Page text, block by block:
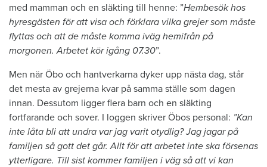
med mamman och en släkting till henne: ”Hembesök hos
hyresgästen för att visa och förklara vilka grejer som måste
flyttas och att de måste komma iväg hemifrån på
morgonen. Arbetet kör igång 07.30”.
Men när Öbo och hantverkarna dyker upp nästa dag, står
det mesta av grejerna kvar på samma ställe som dagen
innan. Dessutom ligger flera barn och en släkting
fortfarande och sover. I loggen skriver Öbos personal: ”Kan
inte låta bli att undra var jag varit otydlig? Jag jagar på
familjen så gott det går. Allt för att arbetet inte ska försenas
ytterligare. Till sist kommer familjen i väg så att vi kan